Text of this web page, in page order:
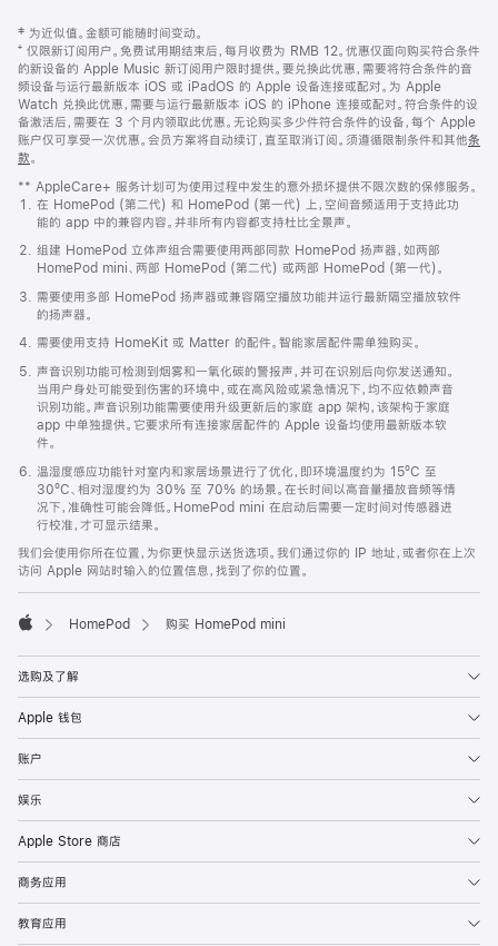
页
页
脚
注
‡ 为近似值。金额可能随时间变动。
⁺ 仅限新订阅用户。免费试用期结束后，每月收费为 RMB 12。优惠仅面向购买符合条件
的新设备的 Apple Music 新订阅用户限时提供。要兑换此优惠，需要将符合条件的音
频设备与运行最新版本 iOS 或 iPadOS 的 Apple 设备连接或配对。为 Apple
Watch 兑换此优惠，需要与运行最新版本 iOS 的 iPhone 连接或配对。符合条件的设
备激活后，需要在 3 个月内领取此优惠。无论购买多少件符合条件的设备，每个 Apple
账户仅可享受一次优惠。会员方案将自动续订，直至取消订阅。须遵循限制条件和其他条
款。
窗
口
中
打
开)
** AppleCare+ 服务计划可为使用过程中发生的意外损坏提供不限次数的保修服务。
在 HomePod (第二代) 和 HomePod (第一代) 上，空间音频适用于支持此功
能的 app 中的兼容内容。并非所有内容都支持杜比全景声。
组建 HomePod 立体声组合需要使用两部同款 HomePod 扬声器，如两部
HomePod mini、两部 HomePod (第二代) 或两部 HomePod (第一代)。
需要使用多部 HomePod 扬声器或兼容隔空播放功能并运行最新隔空播放软件
的扬声器。
需要使用支持 HomeKit 或 Matter 的配件。智能家居配件需单独购买。
声音识别功能可检测到烟雾和一氧化碳的警报声，并可在识别后向你发送通知。
当用户身处可能受到伤害的环境中，或在高风险或紧急情况下，均不应依赖声音
识别功能。声音识别功能需要使用升级更新后的家庭 app 架构，该架构于家庭
app 中单独提供。它要求所有连接家居配件的 Apple 设备均使用最新版本软
件。
温湿度感应功能针对室内和家居场景进行了优化，即环境温度约为 15ºC 至
30ºC、相对湿度约为 30% 至 70% 的场景。在长时间以高音量播放音频等情
况下，准确性可能会降低。HomePod mini 在启动后需要一定时间对传感器进
行校准，才可显示结果。
我们会使用你所在位置，为你更快显示送货选项。我们通过你的 IP 地址，或者你在上次
访问 Apple 网站时输入的位置信息，找到了你的位置。
HomePod 购买 HomePod mini
选购及了解
Apple 钱包
账户
娱乐
Apple Store 商店
商务应用
教育应用